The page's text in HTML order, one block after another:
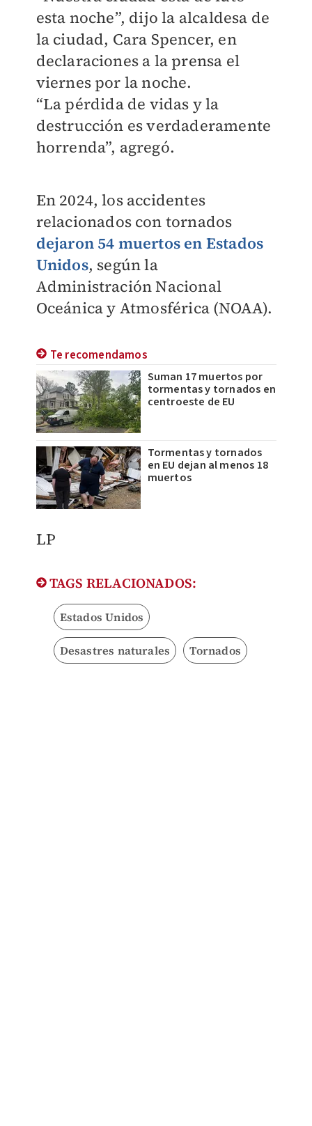
esta noche”, dijo la alcaldesa de
la ciudad, Cara Spencer, en
declaraciones a la prensa el
viernes por la noche.
“La pérdida de vidas y la
destrucción es verdaderamente
horrenda”, agregó.
En 2024, los accidentes
relacionados con tornados
dejaron 54 muertos en Estados
Unidos, según la
Administración Nacional
Oceánica y Atmosférica (NOAA).
Te recomendamos
Suman 17 muertos por
tormentas y tornados en
centroeste de EU
Tormentas y tornados
en EU dejan al menos 18
muertos
LP
TAGS RELACIONADOS:
Estados Unidos
Desastres naturales Tornados